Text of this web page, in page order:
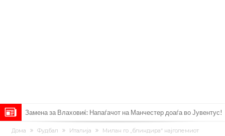
Замена за Влаховиќ: Напаѓачот на Манчестер доаѓа во Јувентус!
УЕФА повторно се заканува со бојкот на турнирите на ФИФА
Дома Фудбал Италија
Милан го „блиндира“ најголемиот